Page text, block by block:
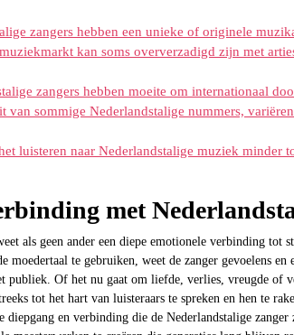
zangers hebben een unieke of originele
kan soms oververzadigd zijn met
zangers hebben moeite om internationaal
van sommige Nederlandstalige nummers,
luisteren naar Nederlandstalige muziek minder
met
als geen ander een diepe emotionele verbinding tot
moedertaal te gebruiken, weet de zanger gevoelens en
publiek. Of het nu gaat om liefde, verlies, vreugde of
tot het hart van luisteraars te spreken en hen te
diepgang en verbinding die de Nederlandstalige